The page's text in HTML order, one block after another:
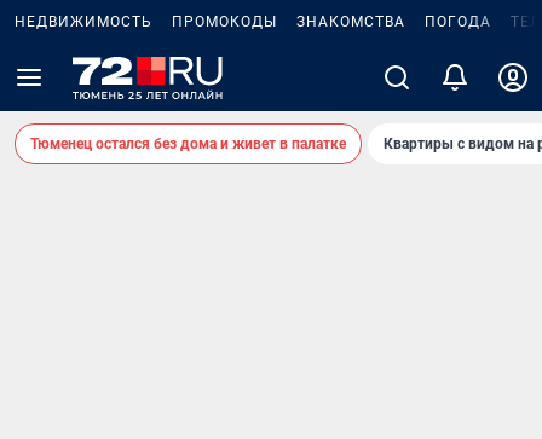
НЕДВИЖИМОСТЬ ПРОМОКОДЫ ЗНАКОМСТВА ПОГОДА
Тюменец остался без дома и живет в палатке Квартиры с видом на